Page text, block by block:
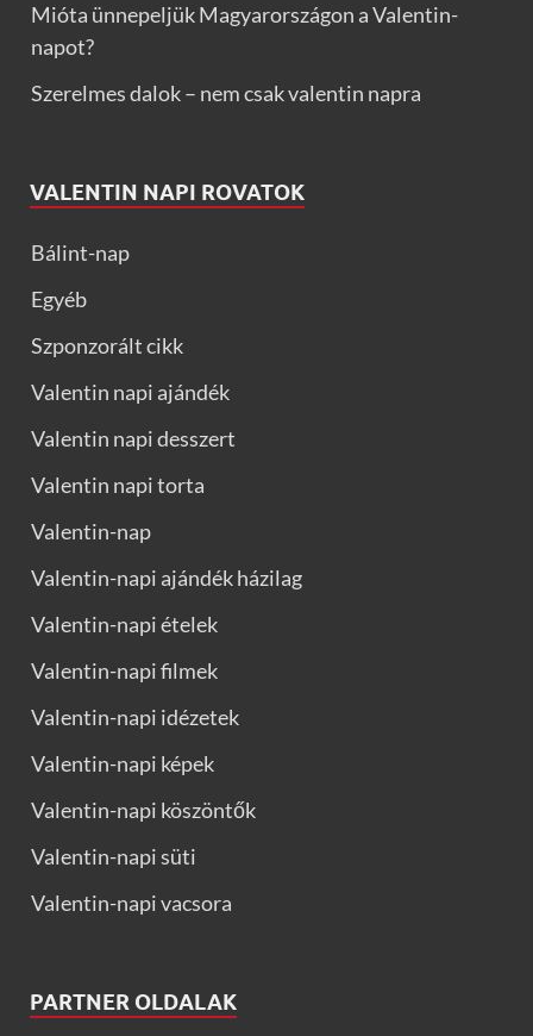
Mióta ünnepeljük Magyarországon a Valentin-
napot?
Szerelmes dalok – nem csak valentin napra
VALENTIN NAPI ROVATOK
Bálint-nap
Egyéb
Szponzorált cikk
Valentin napi ajándék
Valentin napi desszert
Valentin napi torta
Valentin-nap
Valentin-napi ajándék házilag
Valentin-napi ételek
Valentin-napi filmek
Valentin-napi idézetek
Valentin-napi képek
Valentin-napi köszöntők
Valentin-napi süti
Valentin-napi vacsora
PARTNER OLDALAK